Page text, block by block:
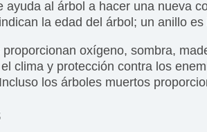
al árbol a hacer una nueva
la edad del árbol; un anillo
oxígeno, sombra,
clima y protección contra los
los árboles muertos